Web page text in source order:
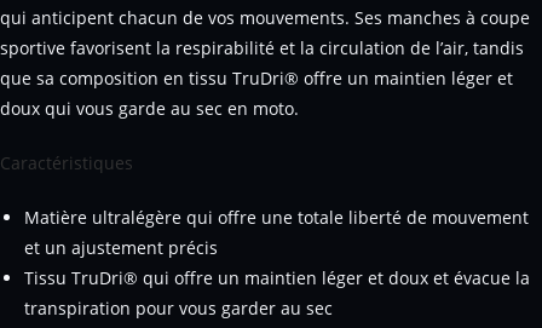
qui anticipent chacun de vos mouvements. Ses manches à coupe
sportive favorisent la respirabilité et la circulation de l’air, tandis
que sa composition en tissu TruDri® offre un maintien léger et
doux qui vous garde au sec en moto.
Caractéristiques
Matière ultralégère qui offre une totale liberté de mouvement
et un ajustement précis
Tissu TruDri® qui offre un maintien léger et doux et évacue la
transpiration pour vous garder au sec